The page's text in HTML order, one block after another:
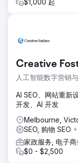
Creative
人工智能数字营销
AI SEO、网站重新
开发、AI 开发
Melbourne,
SEO, 购物 SEO
家政服务, 电子商
$0 - $2,500